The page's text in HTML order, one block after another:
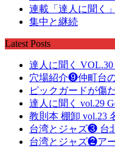
連載「達人に聞く
集中と継続
Latest Posts
達人に聞く
穴場紹介❾仲町台
ピックガードが傷
達人に聞く vol.29
教則本 棚卸 vol.23
台湾とジャズ❸ 台
台湾とジャズ❷ア